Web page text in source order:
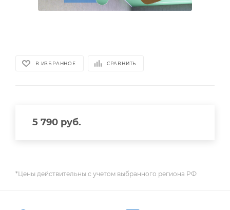
В ИЗБРАННОЕ СРАВНИТЬ
5 790 руб.
*Цены действительны с учетом выбранного региона РФ